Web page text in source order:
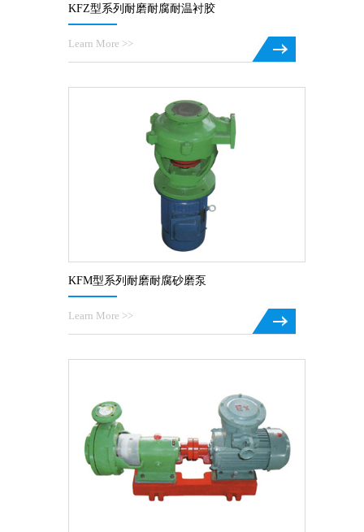
KFZ型系列耐磨耐腐耐温衬胶
Learn More >>
KFM型系列耐磨耐腐砂磨泵
Learn More >>